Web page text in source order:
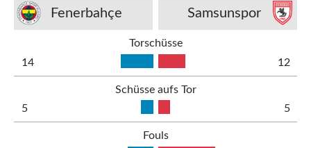
Fenerbahçe Samsunspor
Torschüsse
14
12
Schüsse aufs Tor
5
5
Fouls